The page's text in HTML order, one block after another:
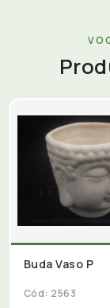
Buda Vaso P
Cód: 2563